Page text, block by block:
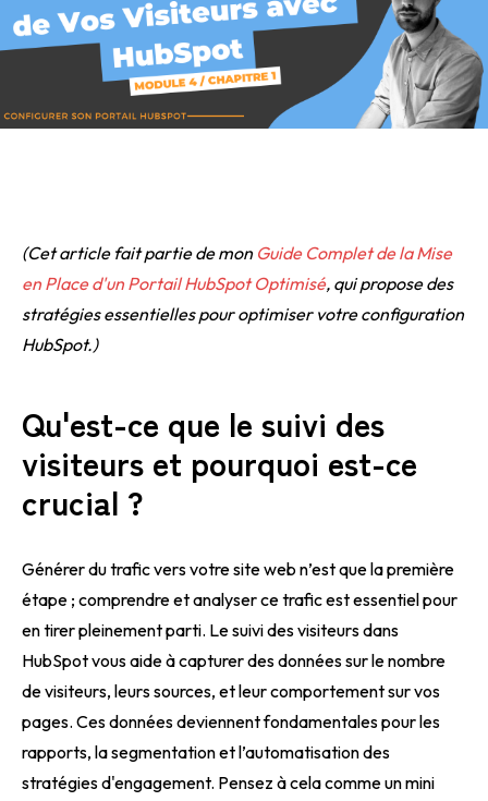
(Cet article fait partie de mon Guide Complet de la Mise
en Place d'un Portail HubSpot Optimisé, qui propose des
stratégies essentielles pour optimiser votre configuration
HubSpot.)
Qu'est-ce que le suivi des
visiteurs et pourquoi est-ce
crucial ?
Générer du trafic vers votre site web n’est que la première
étape ; comprendre et analyser ce trafic est essentiel pour
en tirer pleinement parti. Le suivi des visiteurs dans
HubSpot vous aide à capturer des données sur le nombre
de visiteurs, leurs sources, et leur comportement sur vos
pages. Ces données deviennent fondamentales pour les
rapports, la segmentation et l’automatisation des
stratégies d'engagement. Pensez à cela comme un mini